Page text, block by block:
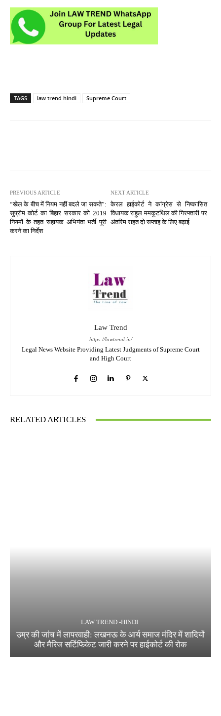
TAGS law trend hindi Supreme Court
PREVIOUS ARTICLE
“खेल के बीच में नियम नहीं बदले जा सकते”:
सुप्रीम कोर्ट का बिहार सरकार को 2019
नियमों के तहत सहायक अभियंता भर्ती पूरी
करने का निर्देश
NEXT ARTICLE
केरल हाईकोर्ट ने कांग्रेस से निष्कासित
विधायक राहुल ममकूटथिल की गिरफ्तारी पर
अंतरिम राहत दो सप्ताह के लिए बढ़ाई
Law Trend
https://lawtrend.in/
Legal News Website Providing Latest Judgments of Supreme Court
and High Court
RELATED ARTICLES
LAW TREND -HINDI
उम्र की जांच में लापरवाही: लखनऊ के आर्य समाज मंदिर में शादियों
और मैरिज सर्टिफिकेट जारी करने पर हाईकोर्ट की रोक